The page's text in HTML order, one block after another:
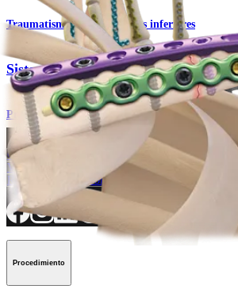
Traumatismo - Extremidades inferiores
Sistema de minifragmentos
Procedimiento
¿Cómo podemos ayudarlo?
Contacte a un representante
Ver eventos, laboratorios y oportunidades educativas
Regístrese para recibir: ¿Qué hay de nuevo en
Conéctese con nosotros
Procedimiento